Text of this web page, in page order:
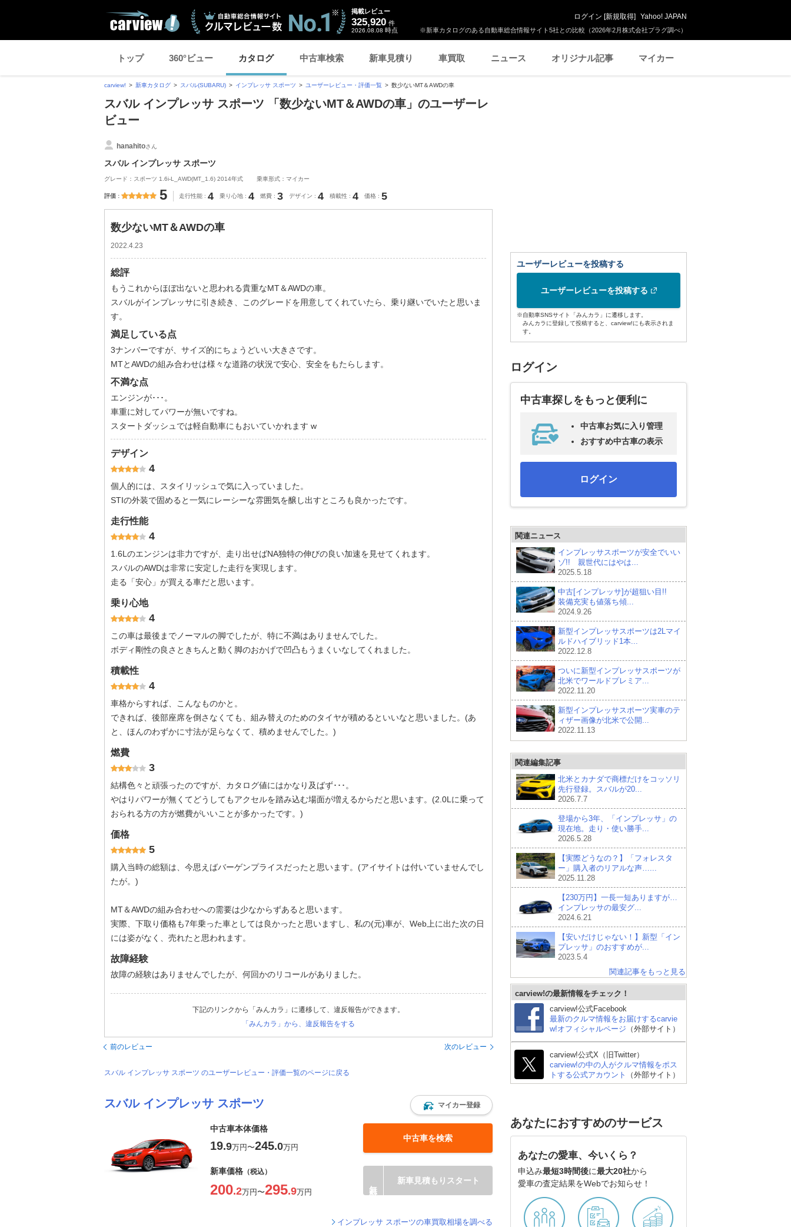
※新車カタログのある自動車総合情報サイト5社との比較（2026年2月株式会社プラグ調べ）
掲載レビュー
325,920 件
2026.08.08 時点
ログイン [新規取得] Yahoo! JAPAN
トップ 360°ビュー カタログ 中古車検索 新車見積り 車買取 ニュース オリジナル記事 マイカー
carview! 新車カタログ スバル(SUBARU) インプレッサ スポーツ ユーザーレビュー・評価一覧 数少ないMT＆AWDの車
スバル インプレッサ スポーツ 「数少ないMT＆AWDの車」のユーザーレ
ビュー
hanahitoさん
スバル インプレッサ スポーツ
グレード：スポーツ 1.6i-L_AWD(MT_1.6) 2014年式 乗車形式：マイカー
評価 5 走行性能 4 乗り心地 4 燃費 3 デザイン 4 積載性 4 価格 5
数少ないMT＆AWDの車
2022.4.23
総評
もうこれからほぼ出ないと思われる貴重なMT＆AWDの車。
スバルがインプレッサに引き続き、このグレードを用意してくれていたら、乗り継いでいたと思いま
す。
満足している点
3ナンバーですが、サイズ的にちょうどいい大きさです。
MTとAWDの組み合わせは様々な道路の状況で安心、安全をもたらします。
不満な点
エンジンが･･･。
車重に対してパワーが無いですね。
スタートダッシュでは軽自動車にもおいていかれます w
デザイン
4
個人的には、スタイリッシュで気に入っていました。
STIの外装で固めると一気にレーシーな雰囲気を醸し出すところも良かったです。
走行性能
4
1.6Lのエンジンは非力ですが、走り出せばNA独特の伸びの良い加速を見せてくれます。
スバルのAWDは非常に安定した走行を実現します。
走る「安心」が買える車だと思います。
乗り心地
4
この車は最後までノーマルの脚でしたが、特に不満はありませんでした。
ボディ剛性の良さときちんと動く脚のおかげで凹凸もうまくいなしてくれました。
積載性
4
車格からすれば、こんなものかと。
できれば、後部座席を倒さなくても、組み替えのためのタイヤが積めるといいなと思いました。(あ
と、ほんのわずかに寸法が足らなくて、積めませんでした。)
燃費
3
結構色々と頑張ったのですが、カタログ値にはかなり及ばず･･･。
やはりパワーが無くてどうしてもアクセルを踏み込む場面が増えるからだと思います。(2.0Lに乗って
おられる方の方が燃費がいいことが多かったです。)
価格
5
購入当時の総額は、今思えばバーゲンプライスだったと思います。(アイサイトは付いていませんでし
たが。)
MT＆AWDの組み合わせへの需要は少なからずあると思います。
実際、下取り価格も7年乗った車としては良かったと思いますし、私の(元)車が、Web上に出た次の日
には姿がなく、売れたと思われます。
故障経験
故障の経験はありませんでしたが、何回かのリコールがありました。
下記のリンクから「みんカラ」に遷移して、違反報告ができます。
「みんカラ」から、違反報告をする
前のレビュー 次のレビュー
スバル インプレッサ スポーツ のユーザーレビュー・評価一覧のページに戻る
スバル インプレッサ スポーツ マイカー登録
中古車本体価格
19.9万円〜245.0万円
中古車を検索
新車価格 （税込）
200.2万円〜295.9万円
新車見積もりスタート
インプレッサ スポーツの車買取相場を調べる
ユーザーレビューを投稿する
ユーザーレビューを投稿する
※自動車SNSサイト「みんカラ」に遷移します。
みんカラに登録して投稿すると、carview!にも表示されま
す。
ログイン
中古車探しをもっと便利に
中古車お気に入り管理
おすすめ中古車の表示
ログイン
関連ニュース
インプレッサスポーツが安全でいい
ゾ!! 親世代にはやは...
2025.5.18
中古[インプレッサ]が超狙い目!!
装備充実も値落ち傾...
2024.9.26
新型インプレッサスポーツは2Lマイ
ルドハイブリッド1本...
2022.12.8
ついに新型インプレッサスポーツが
北米でワールドプレミア...
2022.11.20
新型インプレッサスポーツ実車のテ
ィザー画像が北米で公開...
2022.11.13
関連編集記事
北米とカナダで商標だけをコッソリ
先行登録。スバルが20...
2026.7.7
登場から3年、「インプレッサ」の
現在地。走り・使い勝手...
2026.5.28
【実際どうなの？】「フォレスタ
ー」購入者のリアルな声…...
2025.11.28
【230万円】一長一短ありますが…
インプレッサの最安グ...
2024.6.21
【安いだけじゃない！】新型「イン
プレッサ」のおすすめが...
2023.5.4
関連記事をもっと見る
carview!の最新情報をチェック！
carview!公式Facebook
最新のクルマ情報をお届けするcarvie
w!オフィシャルページ （外部サイト）
carview!公式X（旧Twitter）
carview!の中の人がクルマ情報をポス
トする公式アカウント
（外部サイト）
あなたにおすすめのサービス
あなたの愛車、今いくら？
申込み最短3時間後に最大20社から
愛車の査定結果をWebでお知らせ！